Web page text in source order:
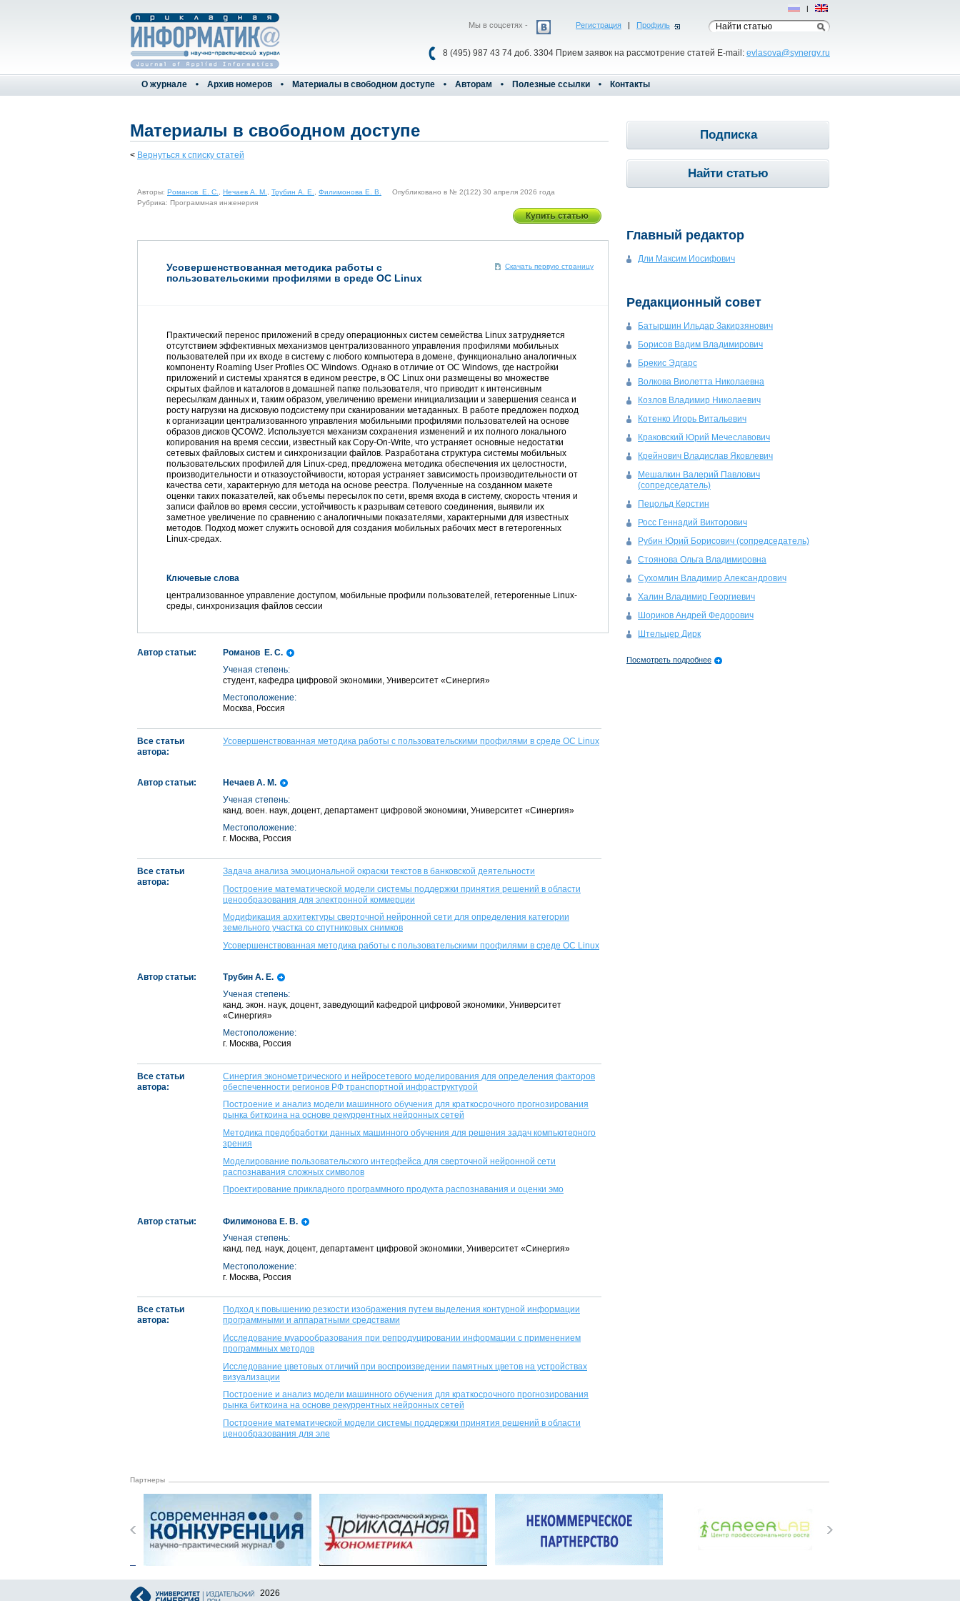
Регистрация | Профиль
8 (495) 987 43 74 доб. 3304 Прием заявок на рассмотрение статей E-mail: evlasova@synergy.ru
Мы в соцсетях -
Рус | Eng
О журнале Архив номеров Материалы в свободном доступе Авторам Полезные ссылки Контакты
Материалы в свободном доступе
< Вернуться к списку статей
Авторы: Романов Е. С. Нечаев А. М. Трубин А. Е. Филимонова Е. В.
Опубликовано в № 2(122) 30 апреля 2026 года
Рубрика: Программная инженерия
Скачать первую страницу
Усовершенствованная методика работы с
пользовательскими профилями в среде ОС Linux
Практический перенос приложений в среду операционных систем семейства Linux затрудняется
отсутствием эффективных механизмов централизованного управления профилями мобильных
пользователей при их входе в систему с любого компьютера в домене, функционально аналогичных
компоненту Roaming User Profiles ­ОС Windows. Однако в отличие от ­ОС Windows, где настройки
приложений и системы хранятся в едином реестре, в ­ОС Linux они размещены во множестве
скрытых файлов и каталогов в домашней папке пользователя, что приводит к интенсивным
пересылкам данных и, таким образом, увеличению времени инициализации и завершения сеанса и
росту нагрузки на дисковую подсистему при сканировании метаданных. В работе предложен подход
к организации централизованного управления мобильными профилями пользователей на основе
образов дисков ­QCOW2. Используется механизм сохранения изменений и их полного локального
копирования на время сессии, известный как Copy-On-Write, что устраняет основные недостатки
сетевых файловых систем и синхронизации файлов. Разработана структура системы мобильных
пользовательских профилей для Linux-сред, предложена методика обеспечения их целостности,
производительности и отказоустойчивости, которая устраняет зависимость производительности от
качества сети, характерную для метода на основе реестра. Полученные на созданном макете
оценки таких показателей, как объемы пересылок по сети, время входа в систему, скорость чтения и
записи файлов во время сессии, устойчивость к разрывам сетевого соединения, выявили их
заметное увеличение по сравнению с аналогичными показателями, характерными для известных
методов. Подход может служить основой для создания мобильных рабочих мест в гетерогенных
Linux-средах.
Ключевые слова
централизованное управление доступом, мобильные профили пользователей, гетерогенные Linux-
среды, синхронизация файлов сессии
Автор статьи:
Романов Е. С.
Ученая степень:
студент, кафедра цифровой экономики, Университет «Синергия»
Местоположение:
Москва, Россия
Все статьи
автора:
Усовершенствованная методика работы с пользовательскими профилями в среде ОС Linux
Автор статьи:
Нечаев А. М.
Ученая степень:
канд. воен. наук, доцент, департамент цифровой экономики, Университет «Синергия»
Местоположение:
г. Москва, Россия
Все статьи
автора:
Задача анализа эмоциональной окраски текстов в банковской деятельности
Построение математической модели системы поддержки принятия решений в области
ценообразования для электронной коммерции
Модификация архитектуры сверточной нейронной сети для определения категории
земельного участка со спутниковых снимков
Усовершенствованная методика работы с пользовательскими профилями в среде ОС Linux
Автор статьи:
Трубин А. Е.
Ученая степень:
канд. экон. наук, доцент, заведующий кафедрой цифровой экономики, Университет
«Синергия»
Местоположение:
г. Москва, Россия
Все статьи
автора:
Синергия эконометрического и нейросетевого моделирования для определения факторов
обеспеченности регионов РФ транспортной инфраструктурой
Построение и анализ модели машинного обучения для краткосрочного прогнозирования
рынка биткоина на основе рекуррентных нейронных сетей
Методика предобработки данных машинного обучения для решения задач компьютерного
зрения
Моделирование пользовательского интерфейса для сверточной нейронной сети
распознавания сложных символов
Проектирование прикладного программного продукта распознавания и оценки эмо
Автор статьи:
Филимонова Е. В.
Ученая степень:
канд. пед. наук, доцент, департамент цифровой экономики, Университет «Синергия»
Местоположение:
г. Москва, Россия
Все статьи
автора:
Подход к повышению резкости изображения путем выделения контурной информации
программными и аппаратными средствами
Исследование муарообразования при репродуцировании информации с применением
программных методов
Исследование цветовых отличий при воспроизведении памятных цветов на устройствах
визуализации
Построение и анализ модели машинного обучения для краткосрочного прогнозирования
рынка биткоина на основе рекуррентных нейронных сетей
Построение математической модели системы поддержки принятия решений в области
ценообразования для эле
Подписка
Найти статью
Главный редактор
Дли Максим Иосифович
Редакционный совет
Батыршин Ильдар Закирзянович
Борисов Вадим Владимирович
Брекис Эдгарс
Волкова Виолетта Николаевна
Козлов Владимир Николаевич
Котенко Игорь Витальевич
Краковский Юрий Мечеславович
Крейнович Владислав Яковлевич
Мешалкин Валерий Павлович
(сопредседатель)
Пецольд Керстин
Росс Геннадий Викторович
Рубин Юрий Борисович (сопредседатель)
Стоянова Ольга Владимировна
Сухомлин Владимир Александрович
Халин Владимир Георгиевич
Шориков Андрей Федорович
Штельцер Дирк
Посмотреть подробнее
Партнеры
2026